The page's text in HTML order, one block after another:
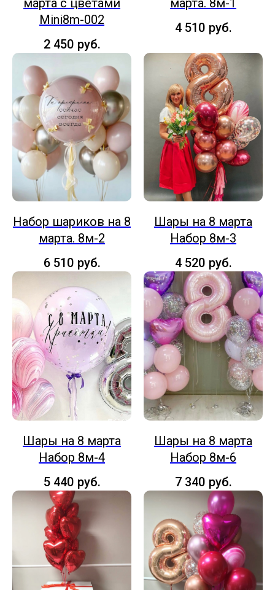
Mini8m-002
2 450 руб.
4 510 руб.
Набор шариков на 8
марта. 8м-2
6 510 руб.
Шары на 8 марта
Набор 8м-3
4 520 руб.
Шары на 8 марта
Набор 8м-4
5 440 руб.
Шары на 8 марта
Набор 8м-6
7 340 руб.